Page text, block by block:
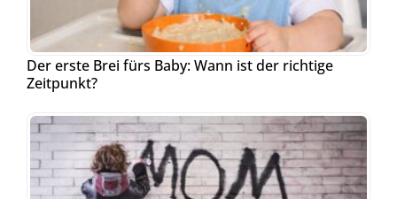
Der erste Brei fürs Baby: Wann ist der richtige
Zeitpunkt?